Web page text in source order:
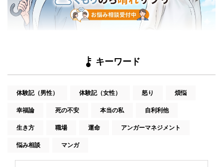
キーワード
体験記（男性） 体験記（女性） 怒り 煩悩
幸福論 死の不安 本当の私 自利利他
生き方 職場 運命 アンガーマネジメント
悩み相談 マンガ